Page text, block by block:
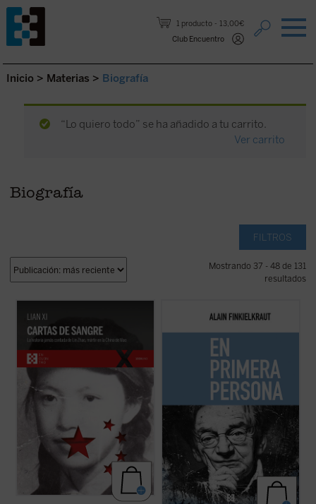
1 producto
13,00€
Club Encuentro
Saltar al contenido.
Inicio > Materias > Biografía
“Lo quiero todo” se ha añadido a tu carrito.
Ver carrito
Biografía
FILTROS
Mostrando 37 - 48 de 131
resultados
Zhao, una poeta y periodista china
arrestada por el régimen de Mao en 1960 y
ejecutada en la cúspide de la Revolución
dictadura maoísta, mantuvo una ...
(ver
ficha)
cuentas, por atrincherarme en la fortaleza
cartas sobre la mesa, digo desde dónde
hablo (...) Con todo, como escribió
Kierkegaard, 'pensar es una cosa, existir ...